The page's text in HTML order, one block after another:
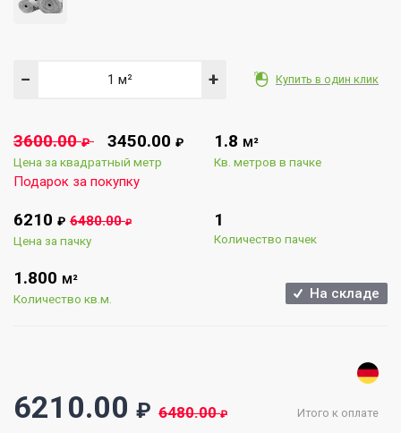
Купить в один клик
− +
3600.00 ₽ 3450.00 ₽
Цена за квадратный метр
Подарок за покупку
1.8 М²
Кв. метров в пачке
6210 ₽ 6480.00₽
Цена за пачку
1
Количество пачек
1.800 М²
Количество кв.м. На складе
Итого к оплате
6210.00 ₽ 6480.00₽